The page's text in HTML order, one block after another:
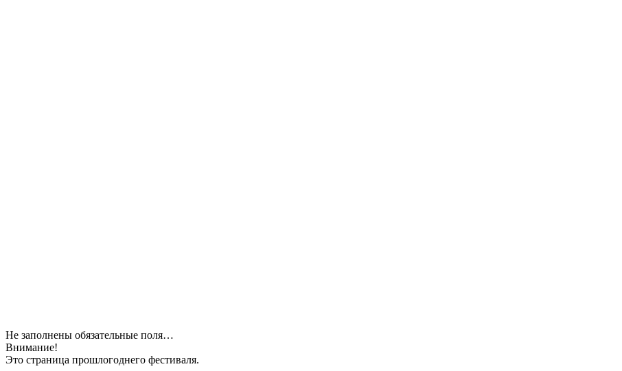
Не заполнены обязательные поля…
Внимание!
Это страница прошлогоднего фестиваля.